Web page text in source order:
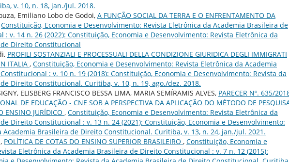
v. 10, n. 18, jan./jul. 2018.
Emiliano Lobo de Godoi, A FUNÇÃO SOCIAL DA TERRA E O ENFRENTAMENTO DA
Constituição, Economia e Desenvolvimento: Revista Eletrônica da Academia Brasileira de
: v. 14 n. 26 (2022): Constituição, Economia e Desenvolvimento: Revista Eletrônica da
Direito Constitucional
PROFILI SOSTANZIALI E PROCESSUALI DELLA CONDIZIONE GIURIDICA DEGLI IMMIGRATI
ITALIA , Constituição, Economia e Desenvolvimento: Revista Eletrônica da Academia
: v. 10 n. 19 (2018): Constituição, Economia e Desenvolvimento: Revista da
Direito Constitucional. Curitiba, v. 10, n. 19, ago./dez. 2018.
ELISBERG FRANCISCO BESSA LIMA, MARIA SEMÍRAMIS ALVES, PARECER Nº. 635/
DE EDUCAÇÃO - CNE SOB A PERSPECTIVA DA APLICAÇÃO DO MÉTODO DE
ENSINO JURÍDICO , Constituição, Economia e Desenvolvimento: Revista Eletrônica da
Direito Constitucional : v. 13 n. 24 (2021): Constituição, Economia e Desenvolvimento:
Academia Brasileira de Direito Constitucional. Curitiba, v. 13, n. 24, jan./jul. 2021.
POLÍTICA DE COTAS DO ENSINO SUPERIOR BRASILEIRO , Constituição, Economia e
Eletrônica da Academia Brasileira de Direito Constitucional : v. 7 n. 12 (2015):